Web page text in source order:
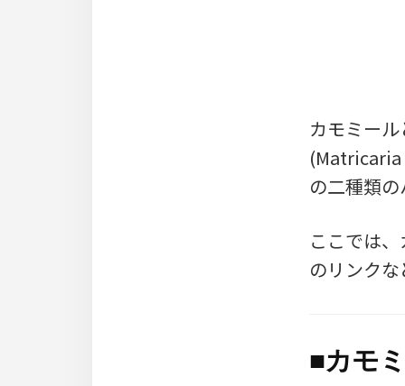
カモミー
の二種類
ここでは
のリンク
■カモ